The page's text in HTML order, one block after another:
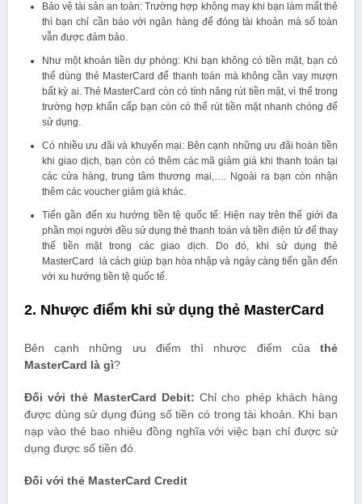
Bảo vệ tài sản an toàn: Trường hợp không may khi bạn làm mất thẻ
thì bạn chỉ cần báo với ngân hàng để đóng tài khoản mà số toàn
vẫn được đảm bảo.
Như một khoản tiền dự phòng: Khi bạn không có tiền mặt, bạn có
thể dùng thẻ MasterCard để thanh toán mà không cần vay mượn
bất kỳ ai. Thẻ MasterCard còn có tính năng rút tiền mặt, vì thế trong
trường hợp khẩn cấp bạn còn có thể rút tiền mặt nhanh chóng để
sử dụng.
Có nhiều ưu đãi và khuyến mại: Bên cạnh những ưu đãi hoàn tiền
khi giao dịch, bạn còn có thêm các mã giảm giá khi thanh toán tại
các cửa hàng, trung tâm thương mại,…. Ngoài ra bạn còn nhận
thêm các voucher giảm giá khác.
Tiến gần đến xu hướng tiền tệ quốc tế: Hiện nay trên thế giới đa
phần mọi người đều sử dụng thẻ thanh toán và tiền điện tử để thay
thế tiền mặt trong các giao dịch. Do đó, khi sử dụng thẻ
MasterCard là cách giúp bạn hòa nhập và ngày càng tiến gần đến
với xu hướng tiền tệ quốc tế.
2. Nhược điểm khi sử dụng thẻ MasterCard
Bên cạnh những ưu điểm thì nhược điểm của thẻ
MasterCard là gì?
Đối với thẻ MasterCard Debit:Chỉ cho phép khách hàng
được dùng sử dụng đúng số tiền có trong tài khoản. Khi bạn
nạp vào thẻ bao nhiêu đồng nghĩa với việc bạn chỉ được sử
dụng được số tiền đó.
Đối với thẻ MasterCard Credit